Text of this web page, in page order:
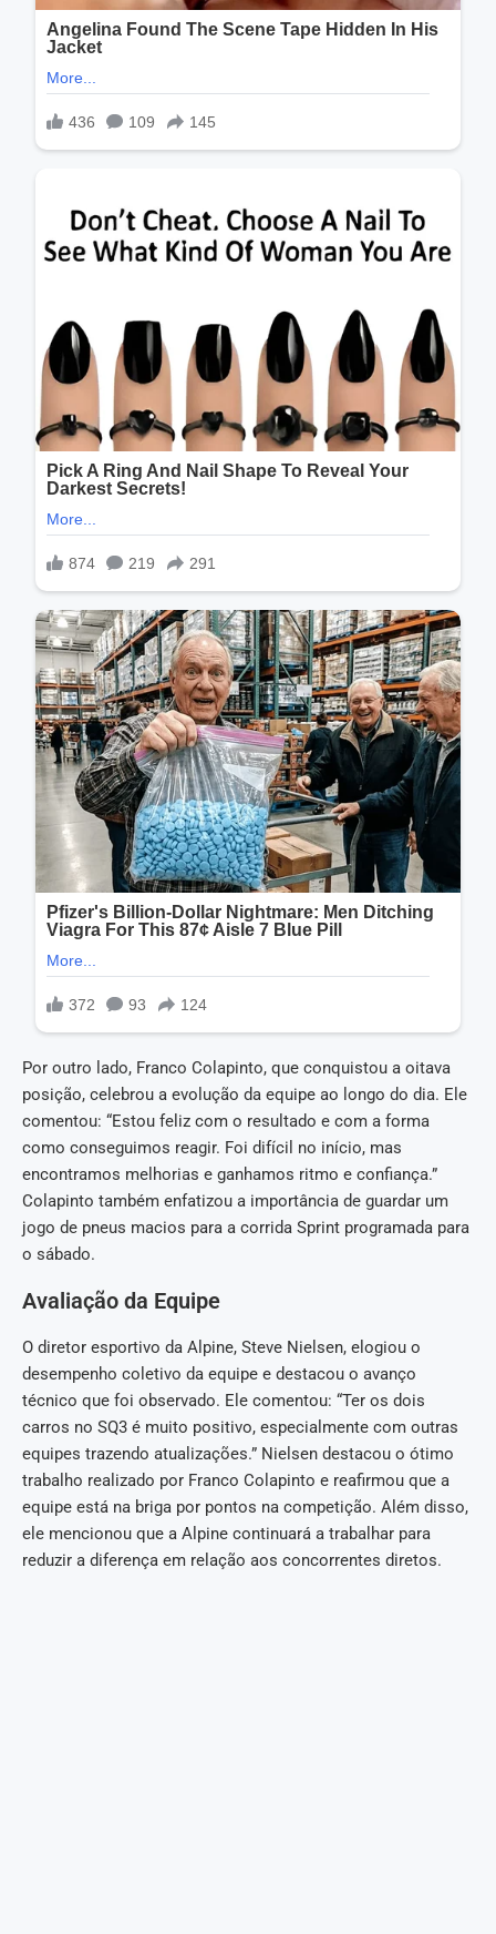
Por outro lado, Franco Colapinto, que conquistou a oitava
posição, celebrou a evolução da equipe ao longo do dia. Ele
comentou: “Estou feliz com o resultado e com a forma
como conseguimos reagir. Foi difícil no início, mas
encontramos melhorias e ganhamos ritmo e confiança.”
Colapinto também enfatizou a importância de guardar um
jogo de pneus macios para a corrida Sprint programada para
o sábado.
Avaliação da Equipe
O diretor esportivo da Alpine, Steve Nielsen, elogiou o
desempenho coletivo da equipe e destacou o avanço
técnico que foi observado. Ele comentou: “Ter os dois
carros no SQ3 é muito positivo, especialmente com outras
equipes trazendo atualizações.” Nielsen destacou o ótimo
trabalho realizado por Franco Colapinto e reafirmou que a
equipe está na briga por pontos na competição. Além disso,
ele mencionou que a Alpine continuará a trabalhar para
reduzir a diferença em relação aos concorrentes diretos.